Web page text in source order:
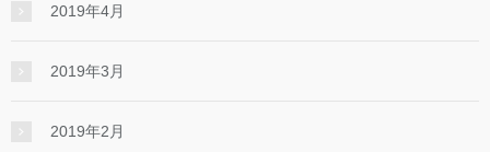
2019年4月
2019年3月
2019年2月